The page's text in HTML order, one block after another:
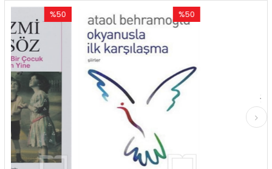
İndirim
%50İndirim
%50
İndirim
%50İndirim